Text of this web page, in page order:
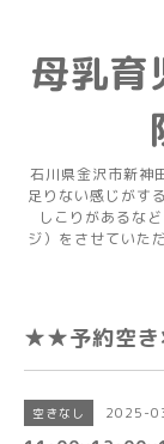
母乳育
石川県金沢市新神
足りない感じがす
しこりがあるな
ジ）をさせていた
★★予約空
空きなし 2025-